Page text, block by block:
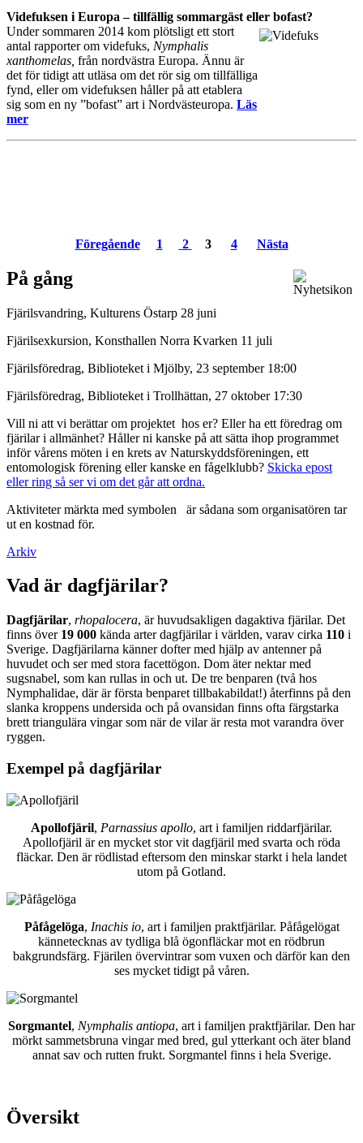
Videfuksen i Europa – tillfällig sommargäst eller bofast?
Under sommaren 2014 kom plötsligt ett stort
antal rapporter om videfuks, Nymphalis
xanthomelas, från nordvästra Europa. Ännu är
det för tidigt att utläsa om det rör sig om tillfälliga
fynd, eller om videfuksen håller på att etablera
sig som en ny ”bofast” art i Nordvästeuropa. Läs
mer
Föregående 1 2 3 4 Nästa
På gång
Fjärilsvandring, Kulturens Östarp 28 juni
Fjärilsexkursion, Konsthallen Norra Kvarken 11 juli
Fjärilsföredrag, Biblioteket i Mjölby, 23 september 18:00
Fjärilsföredrag, Biblioteket i Trollhättan, 27 oktober 17:30
Vill ni att vi berättar om projektet hos er? Eller ha ett föredrag om
fjärilar i allmänhet? Håller ni kanske på att sätta ihop programmet
inför vårens möten i en krets av Naturskyddsföreningen, ett
entomologisk förening eller kanske en fågelklubb? Skicka epost
eller ring så ser vi om det går att ordna.
Aktiviteter märkta med symbolen
är sådana som organisatören tar
ut en kostnad för.
Arkiv
Vad är dagfjärilar?
Dagfjärilar, rhopalocera, är huvudsakligen dagaktiva fjärilar. Det
finns över 19 000 kända arter dagfjärilar i världen, varav cirka 110 i
Sverige. Dagfjärilarna känner dofter med hjälp av antenner på
huvudet och ser med stora facettögon. Dom äter nektar med
sugsnabel, som kan rullas in och ut. De tre benparen (två hos
Nymphalidae, där är första benparet tillbakabildat!) återfinns på den
slanka kroppens undersida och på ovansidan finns ofta färgstarka
brett triangulära vingar som när de vilar är resta mot varandra över
ryggen.
Exempel på dagfjärilar
Apollofjäril, Parnassius apollo, art i familjen riddarfjärilar.
Apollofjäril är en mycket stor vit dagfjäril med svarta och röda
fläckar. Den är rödlistad eftersom den minskar starkt i hela landet
utom på Gotland.
Påfågelöga, Inachis io, art i familjen praktfjärilar. Påfågelögat
kännetecknas av tydliga blå ögonfläckar mot en rödbrun
bakgrundsfärg. Fjärilen övervintrar som vuxen och därför kan den
ses mycket tidigt på våren.
Sorgmantel, Nymphalis antiopa, art i familjen praktfjärilar. Den har
mörkt sammetsbruna vingar med bred, gul ytterkant och äter bland
annat sav och rutten frukt. Sorgmantel finns i hela Sverige.
Översikt